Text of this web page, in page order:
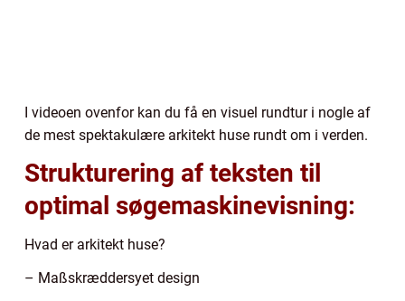
I videoen ovenfor kan du få en visuel rundtur i nogle af
de mest spektakulære arkitekt huse rundt om i verden.
Strukturering af teksten til
optimal søgemaskinevisning:
Hvad er arkitekt huse?
– Maßskræddersyet design